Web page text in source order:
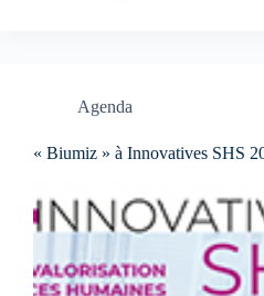
Agenda
« Biumiz » à Innovatives SHS